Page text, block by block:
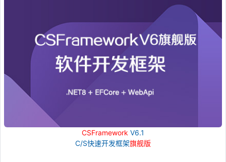
CSFramework V6.1
C/S快速开发框架旗舰版